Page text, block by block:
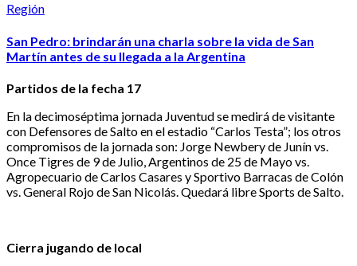
Región
San Pedro: brindarán una charla sobre la vida de San
Martín antes de su llegada a la Argentina
Partidos de la fecha 17
En la decimoséptima jornada Juventud se medirá de visitante
con Defensores de Salto en el estadio “Carlos Testa”; los otros
compromisos de la jornada son: Jorge Newbery de Junín vs.
Once Tigres de 9 de Julio, Argentinos de 25 de Mayo vs.
Agropecuario de Carlos Casares y Sportivo Barracas de Colón
vs. General Rojo de San Nicolás. Quedará libre Sports de Salto.
Cierra jugando de local